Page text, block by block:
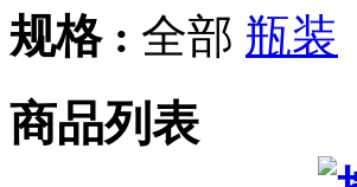
规格 : 全部 瓶装
商品列表